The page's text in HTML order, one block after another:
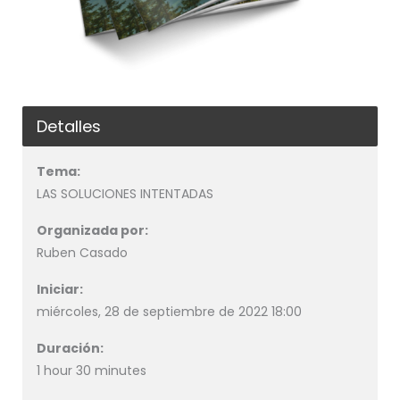
Detalles
Tema:
LAS SOLUCIONES INTENTADAS
Organizada por:
Ruben Casado
Iniciar:
miércoles, 28 de septiembre de 2022 18:00
Duración:
1 hour 30 minutes